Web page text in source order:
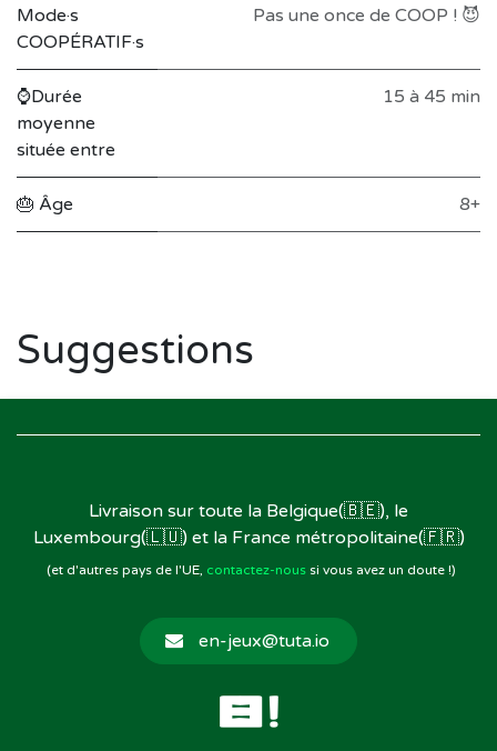
Mode·s
COOPÉRATIF·s
Pas une once de COOP ! 😈
⌚Durée
moyenne
située entre
15 à 45 min
🎂 Âge 8+
Suggestions
Livraison sur toute la Belgique(🇧🇪), le
Luxembourg(🇱🇺) et la France métropolitaine(🇫🇷)
(et d'autres pays de l'UE, contactez-noussi vous avez un doute !)
en-jeux@tuta.io